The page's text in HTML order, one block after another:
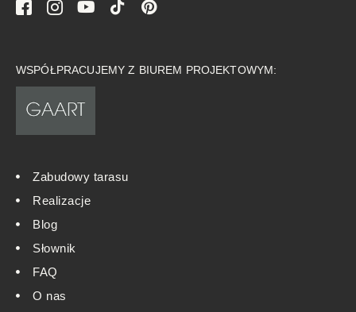
WSPÓŁPRACUJEMY Z BIUREM PROJEKTOWYM:
Zabudowy tarasu
Realizacje
Blog
Słownik
FAQ
O nas